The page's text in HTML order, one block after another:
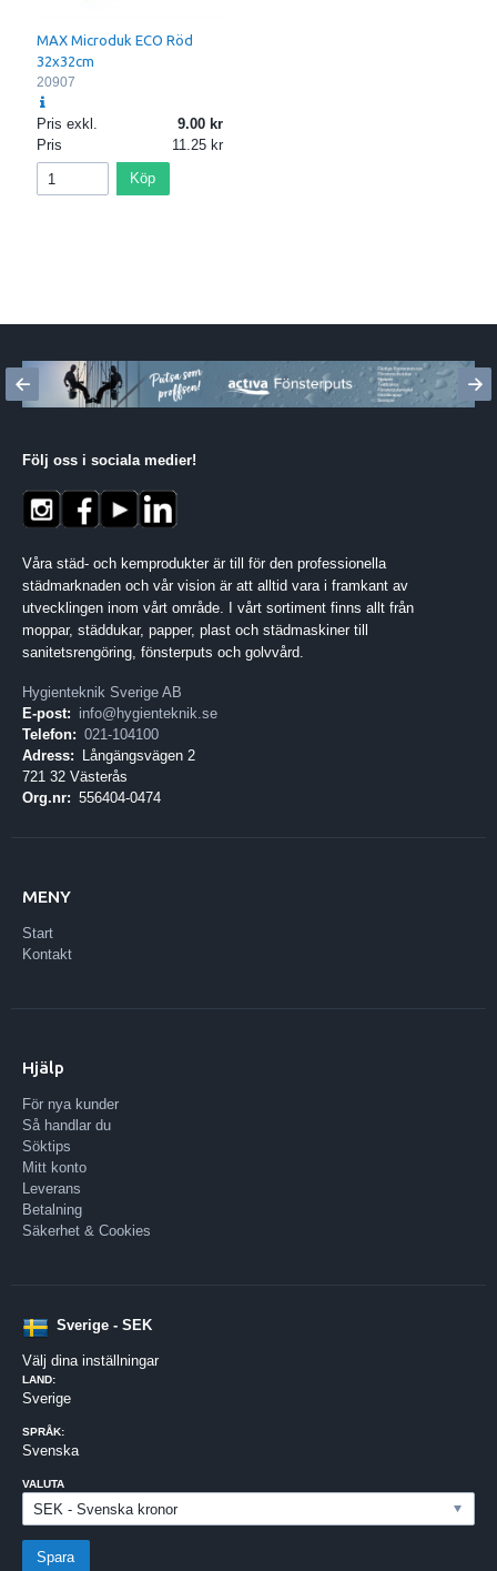
MAX Microduk ECO Röd
32x32cm
20907
Pris exkl.
9.00
Pris
11.25
Köp
Följ oss i sociala medier!
Våra städ- och kemprodukter är till för den professionella
städmarknaden och vår vision är att alltid vara i framkant av
utvecklingen inom vårt område. I vårt sortiment finns allt från
moppar, städdukar, papper, plast och städmaskiner till
sanitetsrengöring, fönsterputs och golvvård.
Hygienteknik Sverige AB
E-post: info@hygienteknik.se
Telefon: 021-104100
Adress:
Långängsvägen 2
721 32 Västerås
Org.nr: 556404-0474
MENY
Start
Kontakt
Hjälp
För nya kunder
Så handlar du
Söktips
Mitt konto
Leverans
Betalning
Säkerhet & Cookies
Sverige - SEK
Välj dina inställningar
LAND:
Sverige
SPRÅK:
Svenska
VALUTA